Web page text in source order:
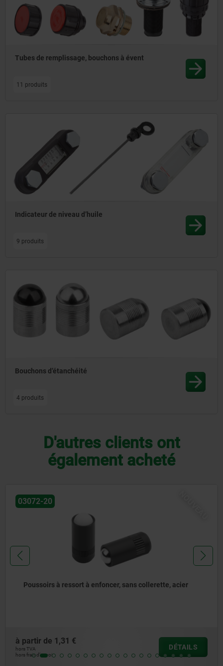
Tubes de remplissage, bouchons à évent
11 produits
Indicateur de niveau d’huile
9 produits
Bouchons d’étanchéité
4 produits
D'autres clients ont
également acheté
03072-20
Poussoirs à ressort à enfoncer, sans collerette, acier
à partir de 1,31 €
hors TVA
hors frais d’envoi
DÉTAILS